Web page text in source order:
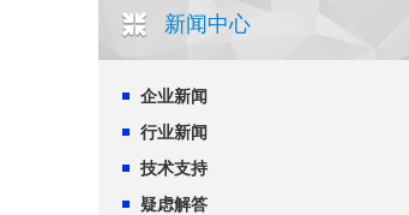
新闻中心
企业新闻
行业新闻
技术支持
疑虑解答